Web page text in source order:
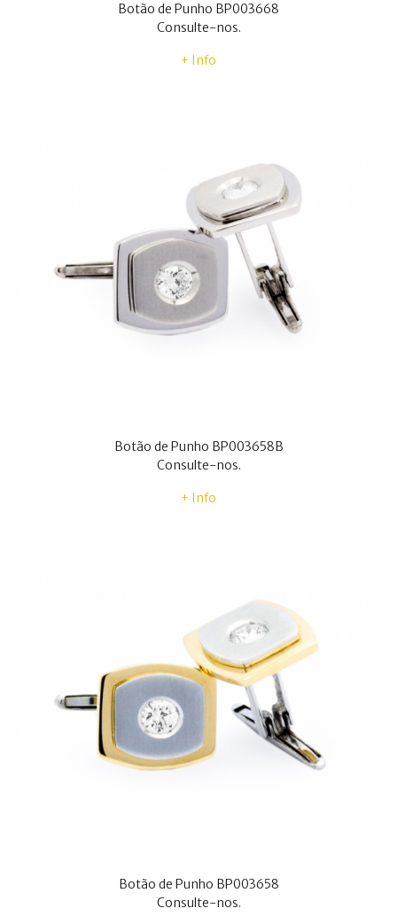
Botão de Punho BP003668
Consulte-nos.
+ Info
Botão de Punho BP003658B
Consulte-nos.
+ Info
Botão de Punho BP003658
Consulte-nos.